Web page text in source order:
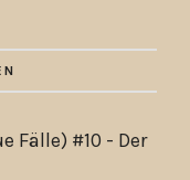
Fälle) #10 - Der